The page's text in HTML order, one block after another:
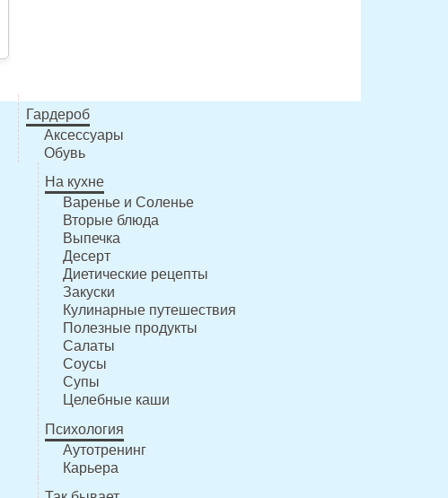
Гардероб
Аксессуары
Обувь
На кухне
Варенье и Соленье
Вторые блюда
Выпечка
Десерт
Диетические рецепты
Закуски
Кулинарные путешествия
Полезные продукты
Салаты
Соусы
Супы
Целебные каши
Психология
Аутотренинг
Карьера